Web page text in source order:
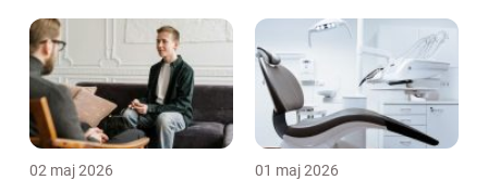
02 maj 2026 01 maj 2026